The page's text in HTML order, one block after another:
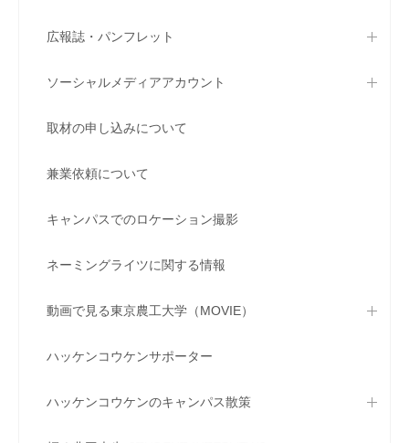
広報誌・パンフレット
ソーシャルメディアアカウント
取材の申し込みについて
兼業依頼について
キャンパスでのロケーション撮影
ネーミングライツに関する情報
動画で見る東京農工大学（MOVIE）
ハッケンコウケンサポーター
ハッケンコウケンのキャンパス散策